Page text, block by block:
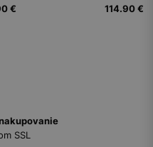
€
114.90 €
SSL